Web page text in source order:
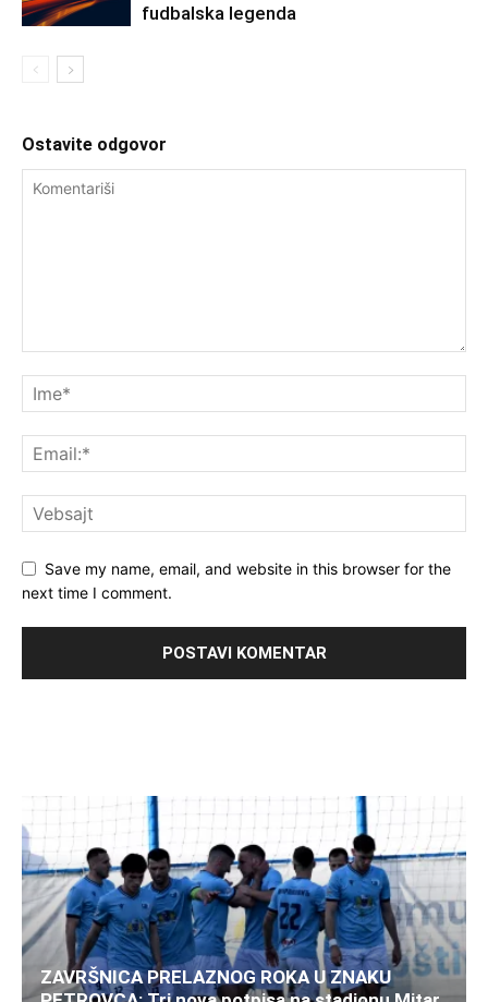
fudbalska legenda
Ostavite odgovor
Save my name, email, and website in this browser for the
next time I comment.
ZAVRŠNICA PRELAZNOG ROKA U ZNAKU